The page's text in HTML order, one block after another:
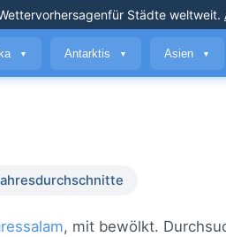
für Städte weltweit.
▼ Antarktis ▼ Asien ▼
, mit bewölkt.